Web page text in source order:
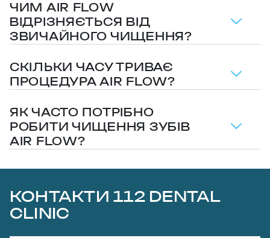
ЧИМ AIR FLOW
ВІДРІЗНЯЄТЬСЯ ВІД
ЗВИЧАЙНОГО ЧИЩЕННЯ?
СКІЛЬКИ ЧАСУ ТРИВАЄ
ПРОЦЕДУРА AIR FLOW?
ЯК ЧАСТО ПОТРІБНО
РОБИТИ ЧИЩЕННЯ ЗУБІВ
AIR FLOW?
КОНТАКТИ 112 DENTAL
CLINIC